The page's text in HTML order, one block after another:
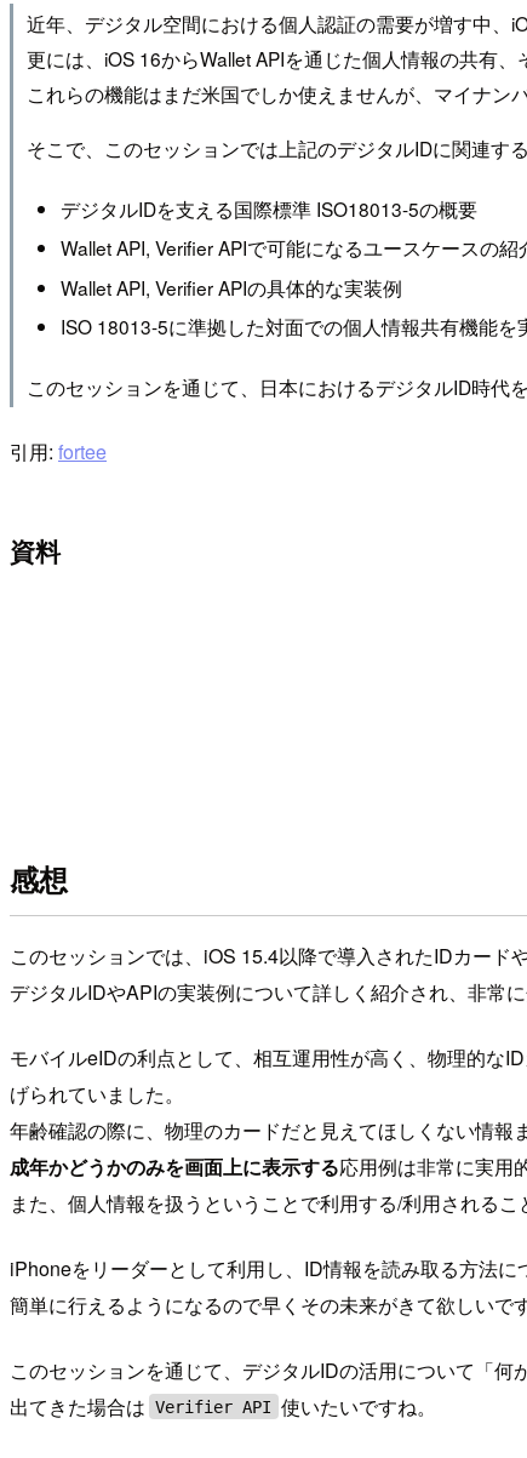
近年、デジタル空間における個人認証の需要が増す中、
更には、iOS 16からWallet APIを通じた個人情報の共有
これらの機能はまだ米国でしか使えませんが、マイナン
そこで、このセッションでは上記のデジタルIDに関連す
デジタルIDを支える国際標準 ISO18013-5の概要
Wallet API, Verifier APIで可能になるユースケースの紹
Wallet API, Verifier APIの具体的な実装例
ISO 18013-5に準拠した対面での個人情報共有機能
このセッションを通じて、日本におけるデジタルID時代
引用: fortee
資料
感想
このセッションでは、iOS 15.4以降で導入されたIDカード
デジタルIDやAPIの実装例について詳しく紹介され、非常
モバイルeIDの利点として、相互運用性が高く、物理的な
げられていました。
年齢確認の際に、物理のカードだと見えてほしくない情報
成年かどうかのみを画面上に表示する応用例は非常に実用
また、個人情報を扱うということで利用する/利用される
iPhoneをリーダーとして利用し、ID情報を読み取る方法
簡単に行えるようになるので早くその未来がきて欲しいです
このセッションを通じて、デジタルIDの活用について「
出てきた場合は Verifier API 使いたいですね。